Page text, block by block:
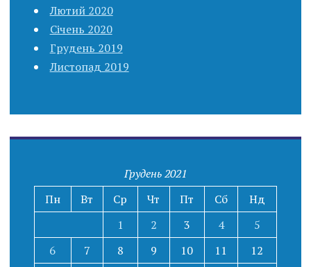
Лютий 2020
Січень 2020
Грудень 2019
Листопад 2019
Грудень 2021
Пн
Вт Ср Чт Пт Сб
Нд
1
2 3 4
5
6
7 8 9 10 11 12